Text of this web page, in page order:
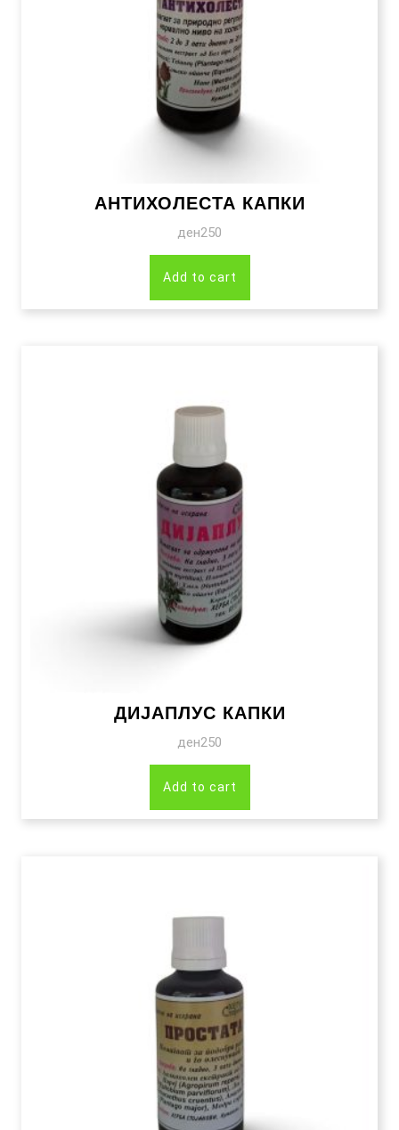
АНТИХОЛЕСТА КАПКИ
ден250
Add to cart
ДИЈАПЛУС КАПКИ
ден250
Add to cart